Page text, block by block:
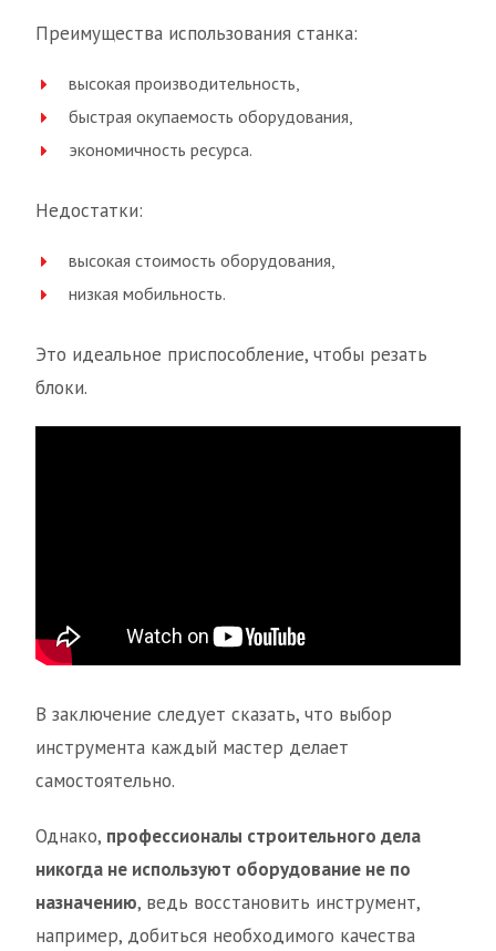
Преимущества использования станка:
высокая производительность,
быстрая окупаемость оборудования,
экономичность ресурса.
Недостатки:
высокая стоимость оборудования,
низкая мобильность.
Это идеальное приспособление, чтобы резать
блоки.
В заключение следует сказать, что выбор
инструмента каждый мастер делает
самостоятельно.
Однако, профессионалы строительного дела
никогда не используют оборудование не по
назначению, ведь восстановить инструмент,
например, добиться необходимого качества